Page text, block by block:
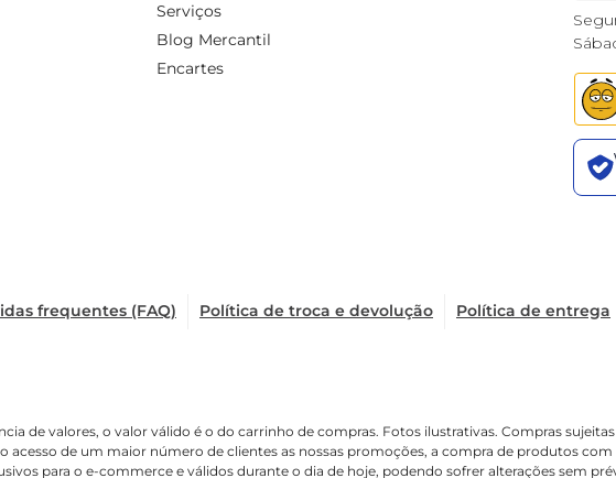
Serviços
Blog Mercantil
Encartes
frequentes (FAQ) Política de troca e devolução Política de entrega
de valores, o valor válido é o do carrinho de compras. Fotos ilustrativas. Compras
acesso de um maior número de clientes as nossas promoções, a compra de produtos
para o e-commerce e válidos durante o dia de hoje, podendo sofrer alterações sem